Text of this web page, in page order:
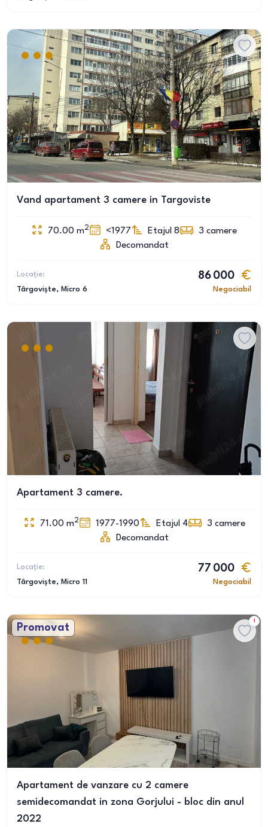
Vand apartament 3 camere in Targoviste
70.00 m2 <1977 Etajul 8 3 camere
Decomandat
Locație:
Târgoviște, Micro 6
86 000
Negociabil
Apartament 3 camere.
71.00 m2 1977-1990 Etajul 4 3 camere
Decomandat
Locație:
Târgoviște, Micro 11
77 000
Negociabil
Promovat
1
Apartament de vanzare cu 2 camere
semidecomandat in zona Gorjului - bloc din anul
2022